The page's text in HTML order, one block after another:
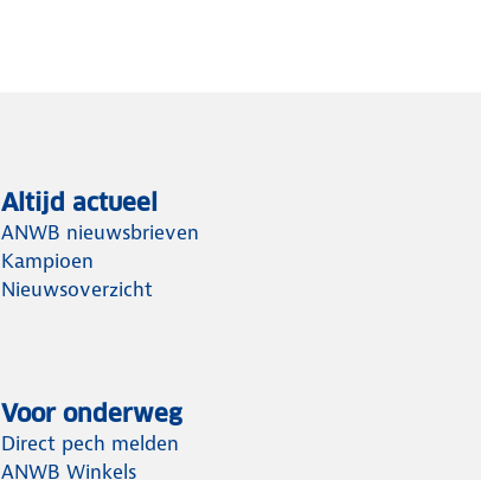
Altijd actueel
ANWB nieuwsbrieven
Kampioen
Nieuwsoverzicht
Voor onderweg
Direct pech melden
ANWB Winkels